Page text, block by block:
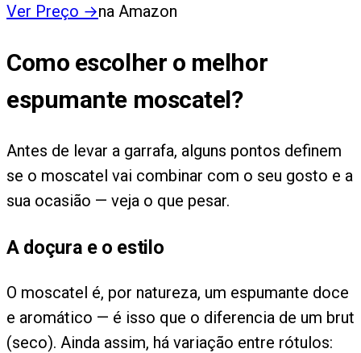
Ver Preço →na Amazon
Como escolher o melhor
espumante moscatel?
Antes de levar a garrafa, alguns pontos definem
se o moscatel vai combinar com o seu gosto e a
sua ocasião — veja o que pesar.
A doçura e o estilo
O moscatel é, por natureza, um espumante doce
e aromático — é isso que o diferencia de um brut
(seco). Ainda assim, há variação entre rótulos: